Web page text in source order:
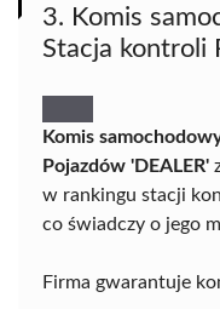
3. Komis
Stacja kontroli
Komis
Pojazdów 'DEALER'
w rankingu stacji
co świadczy o jego
Firma gwarantuje